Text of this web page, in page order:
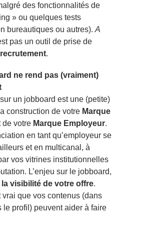
des fonctionnalités de
» ou quelques tests
bureautiques ou autres). A
pas un outil de prise de
.
ne rend pas (vraiment)
un jobboard est une (petite)
construction de votre Marque
de votre Marque Employeur.
en tant qu’employeur se
et en multicanal, à
vos vitrines institutionnelles
L’enjeu sur le jobboard,
la visibilité de votre offre.
vrai que vos contenus (dans
le profil) peuvent aider à faire